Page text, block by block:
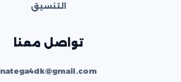
التنسيق
تواصل معنا
natega4dk@gmail.com